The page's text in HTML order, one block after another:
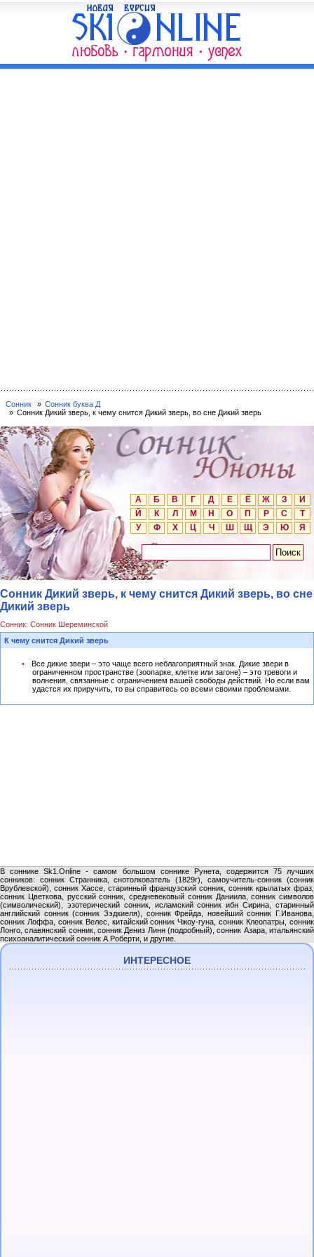
Сонник
Сонник буква Д
Сонник Дикий зверь, к чему снится Дикий зверь, во сне Дикий зверь
А Б В Г Д Е Ё Ж З
И
Й
К Л М Н О П Р С
Т
У
Ф Х Ц Ч Ш Щ Э Ю Я
Сонник Дикий зверь, к чему снится Дикий зверь, во сне
Дикий зверь
Сонник: Сонник Шереминской
К чему снится Дикий зверь
Все дикие звери – это чаще всего неблагоприятный знак. Дикие звери в
ограниченном пространстве (зоопарке, клетке или загоне) – это тревоги и
волнения, связанные с ограничением вашей свободы действий. Но если вам
удастся их приручить, то вы справитесь со всеми своими проблемами.
В соннике Sk1.Online - самом большом соннике Рунета, содержится 75 лучших
сонников: сонник Странника, снотолкователь (1829г), самоучитель-сонник (сонник
Врублевской), сонник Хассе, старинный французский сонник, сонник крылатых фраз,
сонник Цветкова, русский сонник, средневековый сонник Даниила, сонник символов
(символический), эзотерический сонник, исламский сонник ибн Сирина, старинный
английский сонник (сонник Зэдкиеля), сонник Фрейда, новейший сонник Г.Иванова,
сонник Лоффа, сонник Велес, китайский сонник Чжоу-гуна, сонник Клеопатры, сонник
Лонго, славянский сонник, сонник Дениз Линн (подробный), сонник Азара, итальянский
психоаналитический сонник А.Роберти, и другие.
ИНТЕРЕСНОЕ